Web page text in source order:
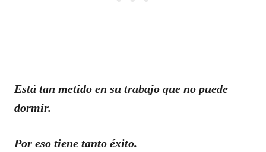
Está tan metido en su trabajo que no puede
dormir.
Por eso tiene tanto éxito.